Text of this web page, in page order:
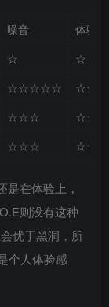
噪音
体验
☆
☆
☆☆☆☆☆
☆☆☆
☆☆☆ ☆☆☆
是在体验上，
则没有这种
优于黑洞，所
个人体验感